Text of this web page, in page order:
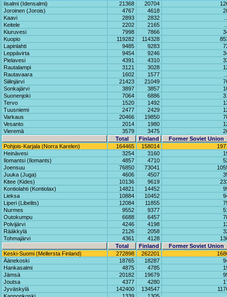
Iisalmi (Idensalmi)
21368 20704
Joroinen (Jorois)
4767 4618
Kaavi
2893 2832
Keitele
2202 2165
Kiuruvesi
7998 7866
Kuopio
119282 114328
Lapinlahti
9485 9283
Leppävirta
9454 9246
Pielavesi
4391 4310
Rautalampi
3121 3028
Rautavaara
1602 1577
Siilinjärvi
21423 21049
Sonkajärvi
3897 3857
Suonenjoki
7064 6886
Tervo
1520 1492
Tuusniemi
2477 2429
Varkaus
20466 19850
Vesanto
2014 1980
Vieremä
3579 3475
Total
Finland
Former Soviet Union
Pohjois-Karjala (Norra Karelen)
164465 158014
Heinävesi
3254 3160
Ilomantsi (Ilomants)
4857 4710
Joensuu
76850 73041
Juuka (Juga)
4606 4507
Kitee (Kides)
10136 9619
Kontiolahti (Kontiolax)
14821 14452
Lieksa
10884 10452
Liperi (Libelits)
12084 11855
Nurmes
9552 9377
Outokumpu
6688 6457
Polvijärvi
4246 4198
Rääkkylä
2126 2058
Tohmajärvi
4361 4128
Total
Finland
Former Soviet Union
Keski-Suomi (Mellersta Finland)
272898 262201
Äänekoski
18765 18287
Hankasalmi
4875 4785
Jämsä
20182 19679
Joutsa
4377 4280
Jyväskylä
142400 134547